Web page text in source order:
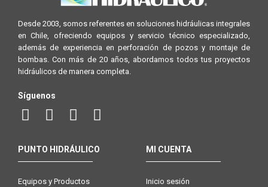
Desde 2003, somos referentes en soluciones hidráulicas integrales
en Chile, ofreciendo equipos y servicio técnico especializado,
además de experiencia en perforación de pozos y montaje de
bombas. Con más de 20 años, abordamos todos tus proyectos
hidráulicos de manera completa.
Síguenos
PUNTO HIDRÁULICO
Equipos y Productos
MI CUENTA
Inicio sesión